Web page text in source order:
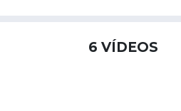
6 VÍDEOS